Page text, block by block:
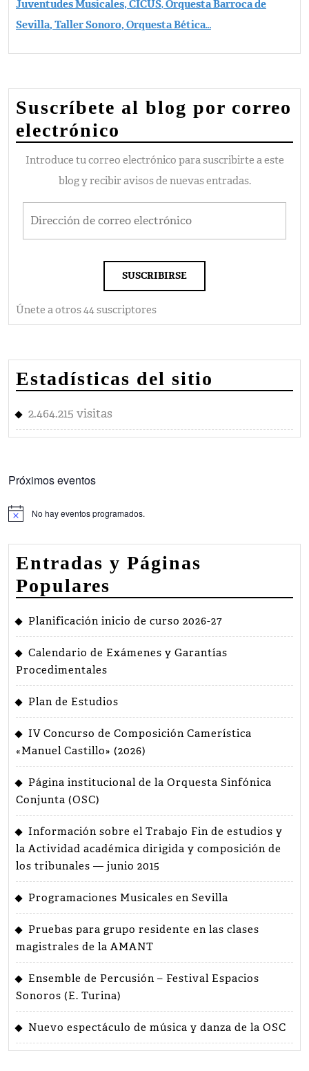
Juventudes Musicales, CICUS,Orquesta Barroca de
Sevilla, Taller Sonoro, Orquesta Bética…
Suscríbete al blog por correo
electrónico
Introduce tu correo electrónico para suscribirte a este
blog y recibir avisos de nuevas entradas.
SUSCRIBIRSE
Únete a otros 44 suscriptores
Estadísticas del sitio
2.464.215 visitas
Próximos eventos
Aviso No hay eventos programados.
Entradas y Páginas
Populares
Planificación inicio de curso 2026-27
Calendario de Exámenes y Garantías
Procedimentales
Plan de Estudios
IV Concurso de Composición Camerística
«Manuel Castillo» (2026)
Página institucional de la Orquesta Sinfónica
Conjunta (OSC)
Información sobre el Trabajo Fin de estudios y
la Actividad académica dirigida y composición de
los tribunales — junio 2015
Programaciones Musicales en Sevilla
Pruebas para grupo residente en las clases
magistrales de la AMANT
Ensemble de Percusión – Festival Espacios
Sonoros (E. Turina)
Nuevo espectáculo de música y danza de la OSC